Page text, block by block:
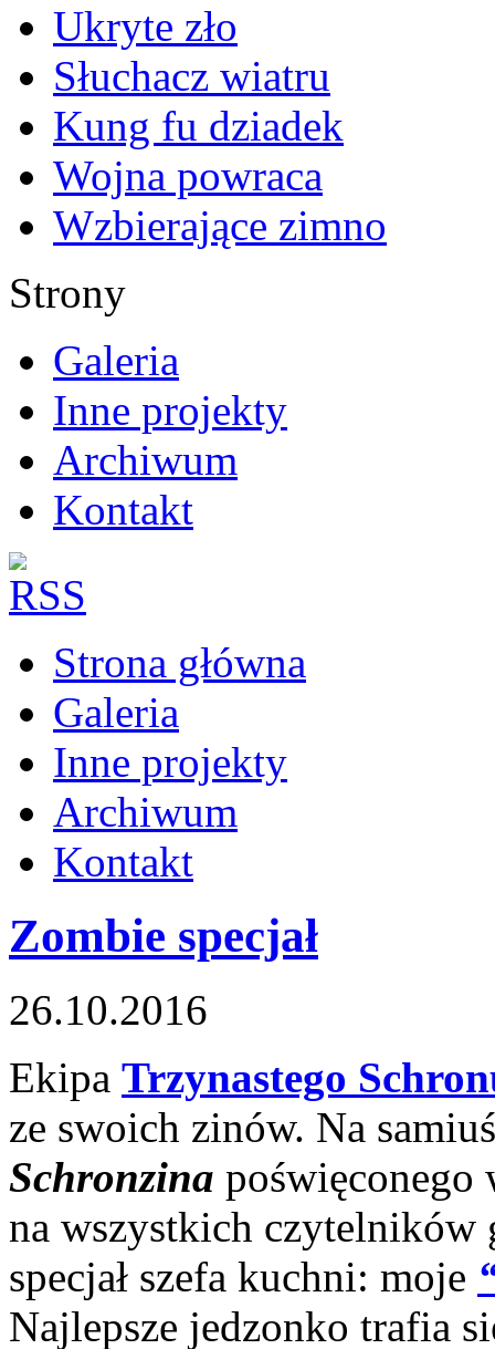
Ukryte zło
Słuchacz wiatru
Kung fu dziadek
Wojna powraca
Wzbierające zimno
Strony
Galeria
Inne projekty
Archiwum
Kontakt
Strona główna
Galeria
Inne projekty
Archiwum
Kontakt
Zombie specjał
26.10.2016
Ekipa Trzynastego
ze swoich zinów. Na
Schronzina poświęconego
na wszystkich czytelników
specjał szefa kuchni: moje
Najlepsze jedzonko trafia